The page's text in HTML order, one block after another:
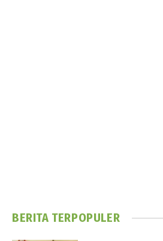
BERITA TERPOPULER